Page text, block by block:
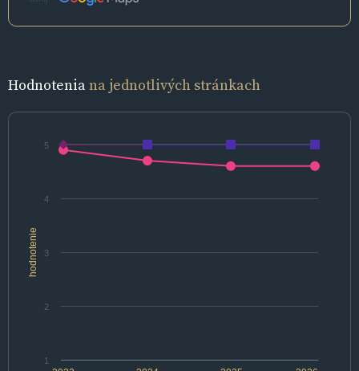
Hodnoteniana jednotlivých stránkach
hodnotenie
1
2
3
4
5